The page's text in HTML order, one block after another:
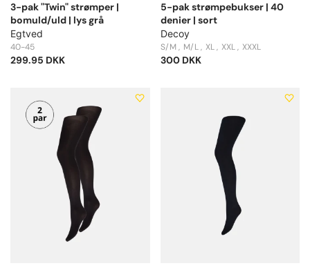
3-pak "Twin" strømper |
bomuld/uld | lys grå
Egtved
40-45
299.95 DKK
5-pak strømpebukser | 40
denier | sort
Decoy
S/M M/L XL XXL XXXL
300 DKK